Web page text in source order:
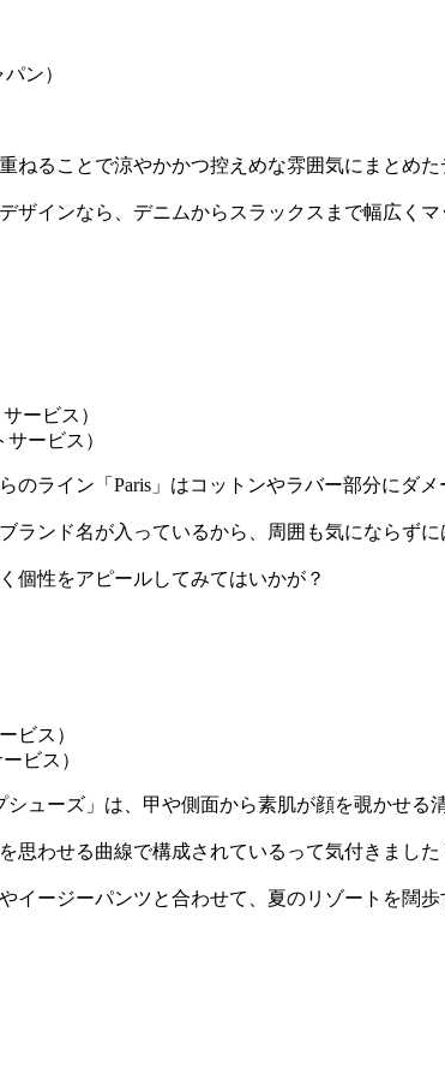
ン）
ることで涼やかかつ控えめな雰囲気にまとめた
インなら、デニムからスラックスまで幅広く
ービス）
ライン「Paris」はコットンやラバー部分にダメ
ンド名が入っているから、周囲も気にならずに
個性をアピールしてみてはいかが？
ービス）
ューズ」は、甲や側面から素肌が顔を覗かせる
思わせる曲線で構成されているって気付きました
ージーパンツと合わせて、夏のリゾートを闊歩